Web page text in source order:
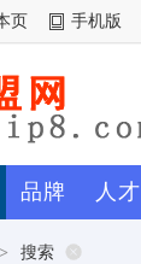
页 手机版
品牌 人才
> 搜索